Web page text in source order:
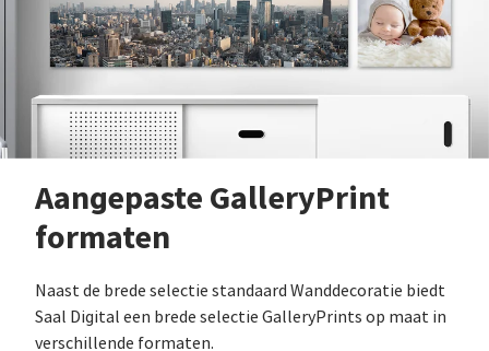
Aangepaste GalleryPrint
formaten
Naast de brede selectie standaard Wanddecoratie biedt
Saal Digital een brede selectie GalleryPrints op maat in
verschillende formaten.